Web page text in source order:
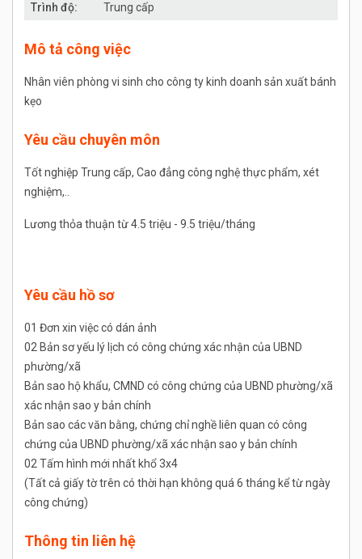
Trình độ:
Trung cấp
Mô tả công việc
Nhân viên phòng vi sinh cho công ty kinh doanh sản xuất bánh
kẹo
Yêu cầu chuyên môn
Tốt nghiệp Trung cấp, Cao đẳng công nghệ thực phẩm, xét
nghiệm,..
Lương thỏa thuận từ 4.5 triệu - 9.5 triệu/tháng
Yêu cầu hồ sơ
01 Đơn xin việc có dán ảnh
02 Bản sơ yếu lý lịch có công chứng xác nhận của UBND
phường/xã
Bản sao hộ khẩu, CMND có công chứng của UBND phường/xã
xác nhận sao y bản chính
Bản sao các văn bằng, chứng chỉ nghề liên quan có công
chứng của UBND phường/xã xác nhận sao y bản chính
02 Tấm hình mới nhất khổ 3x4
(Tất cả giấy tờ trên có thời hạn không quá 6 tháng kể từ ngày
công chứng)
Thông tin liên hệ